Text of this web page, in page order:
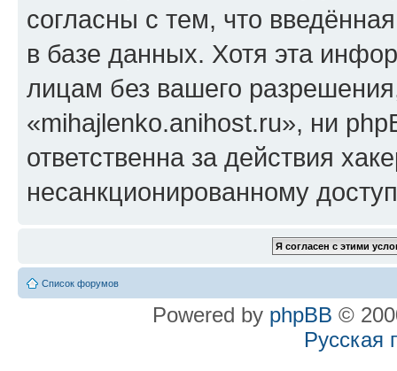
согласны с тем, что
в базе данных. Хотя эта
лицам без вашего
«mihajlenko.anihost.ru», ни
ответственна за действия
несанкционированному
Список форумов
Powered by phpBB ©
Русская